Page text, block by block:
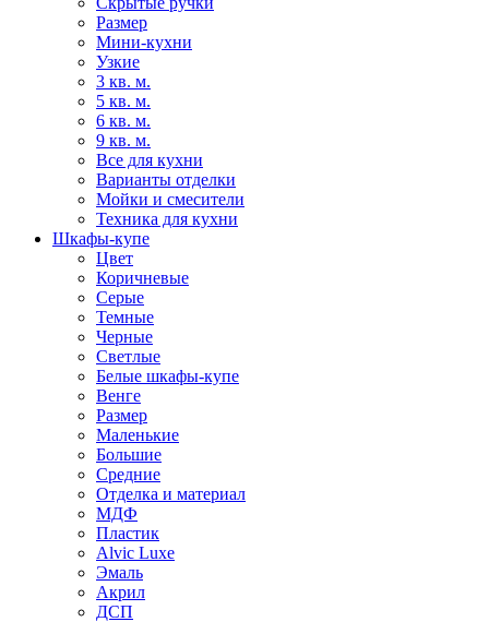
Размер
Мини-кухни
Узкие
3 кв. м.
5 кв. м.
6 кв. м.
9 кв. м.
Все для кухни
Варианты отделки
Мойки и смесители
Техника для кухни
Шкафы-купе
Цвет
Коричневые
Серые
Темные
Черные
Светлые
Белые шкафы-купе
Венге
Размер
Маленькие
Большие
Средние
Отделка и материал
МДФ
Пластик
Alvic Luxe
Эмаль
Акрил
ДСП